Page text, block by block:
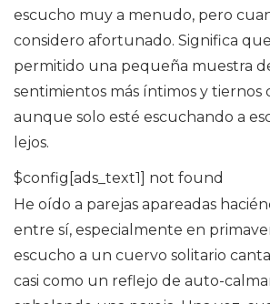
escucho muy a menudo, pero
considero afortunado. Significa
permitido una pequeña muestra
sentimientos más íntimos y tiernos
aunque solo esté escuchando a
lejos.
$config[ads_text1] not found
He oído a parejas apareadas
entre sí, especialmente en
escucho a un cuervo solitario
casi como un reflejo de auto-